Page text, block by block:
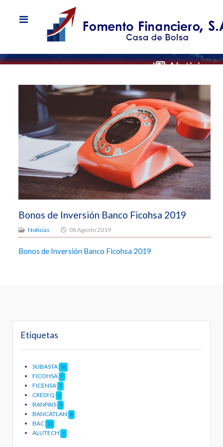
Noticias
Bonos de Inversión Banco Ficohsa 2019
Noticias 08 Agosto 2019
Bonos de Inversión Banco Ficohsa 2019
Etiquetas
SUBASTA 56
FICOHSA 7
FICENSA 7
CREDI Q 2
BANPAIS 9
BANCATLAN 8
BAC 22
ALUTECH 1